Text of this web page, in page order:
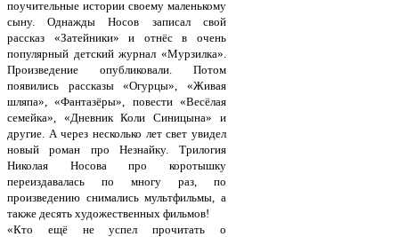
поучительные истории своему маленькому
сыну. Однажды Носов записал свой
рассказ «Затейники» и отнёс в очень
популярный детский журнал «Мурзилка».
Произведение опубликовали. Потом
появились рассказы «Огурцы», «Живая
шляпа», «Фантазёры», повести «Весёлая
семейка», «Дневник Коли Синицына» и
другие. А через несколько лет свет увидел
новый роман про Незнайку. Трилогия
Николая Носова про коротышку
переиздавалась по многу раз, по
произведению снимались мультфильмы, а
также десять художественных фильмов!
«Кто ещё не успел прочитать о